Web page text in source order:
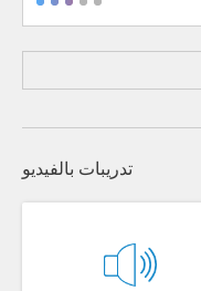
تدريبات بالفيديو